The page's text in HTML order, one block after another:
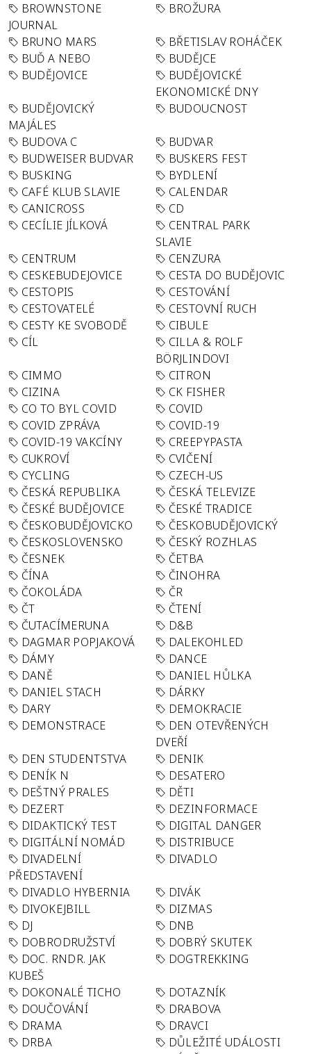
BROWNSTONE
JOURNAL
BROŽURA
BRUNO MARS
BŘETISLAV ROHÁČEK
BUĎ A NEBO
BUDĚJCE
BUDĚJOVICE
BUDĚJOVICKÉ
EKONOMICKÉ DNY
BUDĚJOVICKÝ
MAJÁLES
BUDOUCNOST
BUDOVA C
BUDVAR
BUDWEISER BUDVAR
BUSKERS FEST
BUSKING
BYDLENÍ
CAFÉ KLUB SLAVIE
CALENDAR
CANICROSS
CD
CECÍLIE JÍLKOVÁ
CENTRAL PARK
SLAVIE
CENTRUM
CENZURA
CESKEBUDEJOVICE
CESTA DO BUDĚJOVIC
CESTOPIS
CESTOVÁNÍ
CESTOVATELÉ
CESTOVNÍ RUCH
CESTY KE SVOBODĚ
CIBULE
CÍL
CILLA & ROLF
BÖRJLINDOVI
CIMMO
CITRON
CIZINA
CK FISHER
CO TO BYL COVID
COVID
COVID ZPRÁVA
COVID-19
COVID-19 VAKCÍNY
CREEPYPASTA
CUKROVÍ
CVIČENÍ
CYCLING
CZECH-US
ČESKÁ REPUBLIKA
ČESKÁ TELEVIZE
ČESKÉ BUDĚJOVICE
ČESKÉ TRADICE
ČESKOBUDĚJOVICKO
ČESKOBUDĚJOVICKÝ
ČESKOSLOVENSKO
ČESKÝ ROZHLAS
ČESNEK
ČETBA
ČÍNA
ČINOHRA
ČOKOLÁDA
ČR
ČT
ČTENÍ
ČUTACÍMERUNA
D&B
DAGMAR POPJAKOVÁ
DALEKOHLED
DÁMY
DANCE
DANĚ
DANIEL HŮLKA
DANIEL STACH
DÁRKY
DARY
DEMOKRACIE
DEMONSTRACE
DEN OTEVŘENÝCH
DVEŘÍ
DEN STUDENTSTVA
DENIK
DENÍK N
DESATERO
DEŠTNÝ PRALES
DĚTI
DEZERT
DEZINFORMACE
DIDAKTICKÝ TEST
DIGITAL DANGER
DIGITÁLNÍ NOMÁD
DISTRIBUCE
DIVADELNÍ
PŘEDSTAVENÍ
DIVADLO
DIVADLO HYBERNIA
DIVÁK
DIVOKEJBILL
DIZMAS
DJ
DNB
DOBRODRUŽSTVÍ
DOBRÝ SKUTEK
DOC. RNDR. JAK
KUBEŠ
DOGTREKKING
DOKONALÉ TICHO
DOTAZNÍK
DOUČOVÁNÍ
DRABOVA
DRAMA
DRAVCI
DRBA
DŮLEŽITÉ UDÁLOSTI